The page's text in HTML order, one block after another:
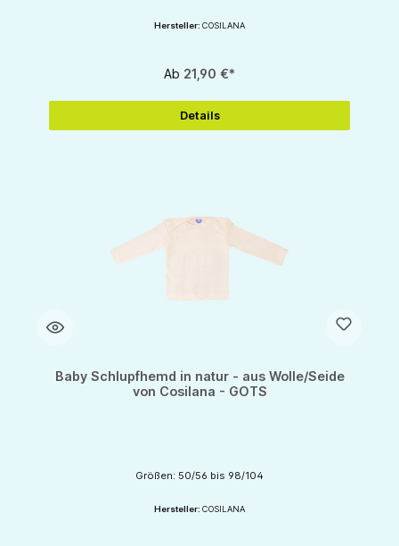
Hersteller: COSILANA
Ab 21,90 €*
Details
Baby Schlupfhemd in natur - aus Wolle/Seide
von Cosilana - GOTS
Größen: 50/56 bis 98/104
Hersteller: COSILANA